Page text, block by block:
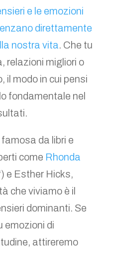
e le emozioni
direttamente
nostra vita. Che tu
relazioni migliori o
il modo in cui pensi
fondamentale nel
da libri e
come Rhonda
e Esther Hicks,
che viviamo è il
dominanti. Se
emozioni di
attireremo